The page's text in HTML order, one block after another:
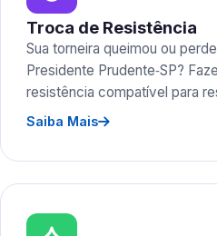
Troca de Resistência
Sua torneira queimou ou
Presidente Prudente‑SP?
resistência compatível para
Saiba Mais